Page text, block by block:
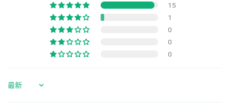
15
1
0
0
0
Sort by